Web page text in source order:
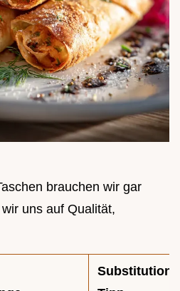
brauchen wir gar
uns auf Qualität,
Substitutions